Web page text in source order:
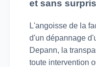
et sans
L'angoisse de la
d'un dépannage
Depann, la
toute intervention